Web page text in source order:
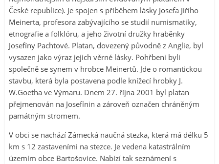
České republice). Je spojen s příběhem lásky Josefa Jiřího
Meinerta, profesora zabývajícího se studií numismatiky,
etnografie a folklóru, a jeho životní družky hraběnky
Josefíny Pachtové. Platan, dovezený původně z Anglie, byl
vysazen jako výraz jejich věrné lásky. Pohřbeni byli
společně se synem v hrobce Meinertů. Jde o romantickou
stavbu, která byla postavena podle knížecí hrobky J.
W.Goetha ve Výmaru. Dnem 27. října 2001 byl platan
přejmenován na Josefínin a zároveň označen chráněným
památným stromem.
V obci se nachází Zámecká naučná stezka, která má délku 5
km s 12 zastaveními na stezce. Je vedena katastrálním
územím obce Bartošovice. Nabízí tak seznámení s